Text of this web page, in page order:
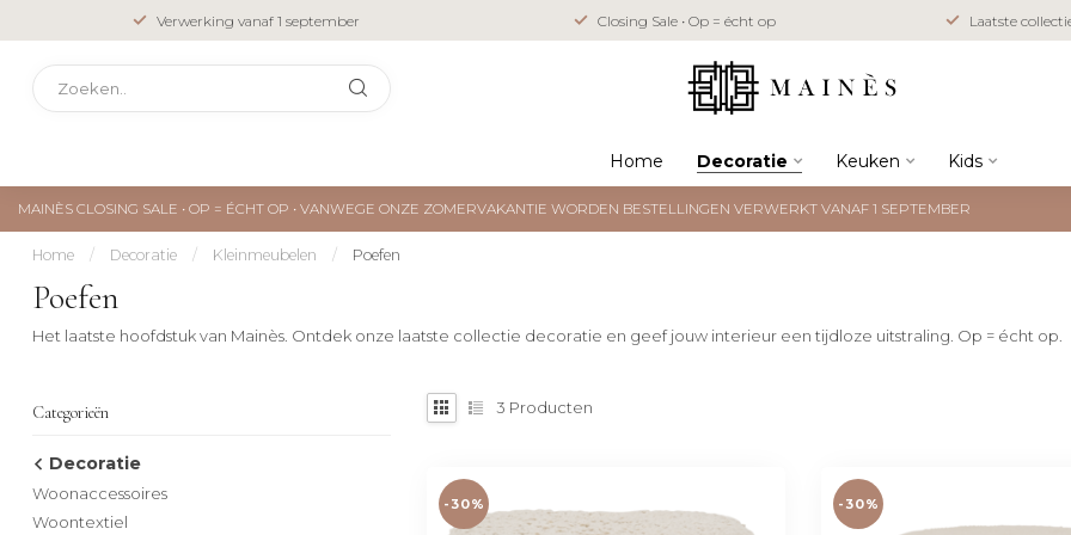
Verwerking vanaf 1 september Closing Sale • Op = écht op Laatste
Home Decoratie Keuken Kids
MAINÈS CLOSING SALE • OP = ÉCHT OP • VANWEGE ONZE ZOMERVAKANTIE WORDEN BESTELLINGEN VERWERKT VANAF 1 SEPTEMBER
Home / Decoratie / Kleinmeubelen / Poefen
Poefen
Het laatste hoofdstuk van Mainès. Ontdek onze laatste collectie decoratie en geef jouw interieur een tijdloze uitstraling. Op = écht op.
Categorieën
Decoratie
Woonaccessoires
Woontextiel
3 Producten
-30% -30%